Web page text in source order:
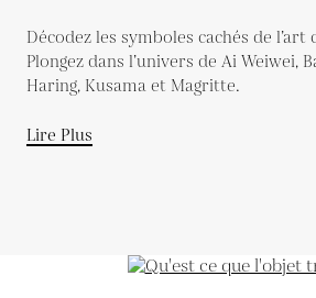
Décodez les symboles cachés de
Plongez dans l’univers de Ai Weiwei,
Haring, Kusama et Magritte.
Lire Plus